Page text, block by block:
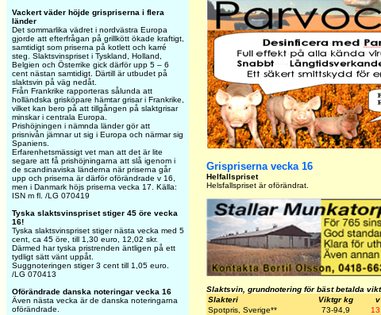
Vackert väder höjde grispriserna i flera
länder
Det sommarlika vädret i nordvästra Europa
gjorde att efterfrågan på grillkött ökade kraftigt,
samtidigt som priserna på kotlett och karré
steg. Slaktsvinspriset i Tyskland, Holland,
Belgien och Österrike gick därför upp 5 – 6
cent nästan samtidigt. Därtill är utbudet på
slaktsvin på väg nedåt.
Från Frankrike rapporteras sålunda att
holländska grisköpare hämtar grisar i Frankrike,
vilket kan bero på att tillgången på slaktgrisar
minskar i centrala Europa.
Prishöjningen i nämnda länder gör att
prisnivån jämnar ut sig i Europa och närmar sig
Spaniens.
Erfarenhetsmässigt vet man att det är lite
segare att få prishöjningarna att slå igenom i
de scandinaviska länderna när priserna går
upp och priserna är därför oförändrade v 16,
men i Danmark höjs priserna vecka 17. Källa:
ISN m fl. /LG 070419
Tyska slaktsvinspriset stiger 45 öre vecka
16!
Tyska slaktsvinspriset stiger nästa vecka med 5
cent, ca 45 öre, till 1,30 euro, 12,02 skr.
Därmed har tyska pristrenden äntligen på ett
tydligt sätt vänt uppåt.
Suggnoteringen stiger 3 cent till 1,05 euro.
/LG 070413
Oförändrade danska noteringar vecka 16
Även nästa vecka är de danska noteringarna
oförändrade.
Grispriserna vecka 16
Helfallspriset
Helsfallspriset är oförändrat.
Slaktsvin, grundnotering för bäst betalda
Slakteri
Viktgr kg v
Spotpris, Sverige**
73-94,9